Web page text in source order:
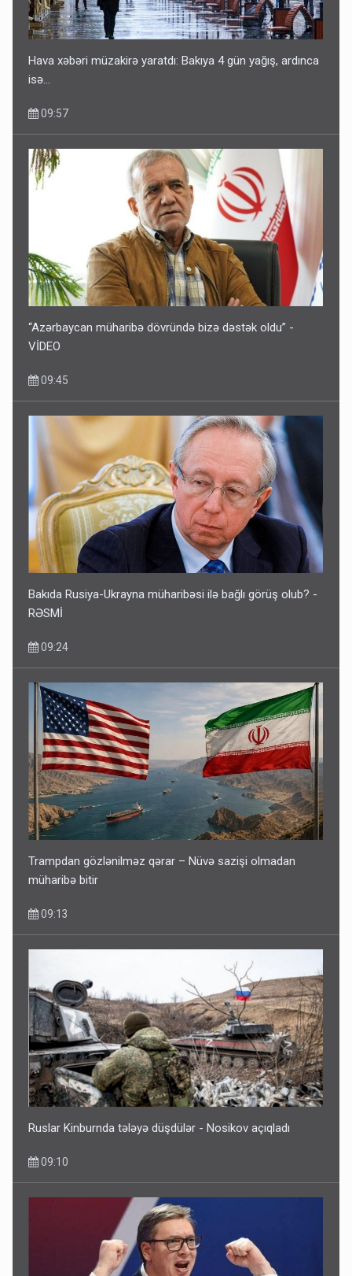
Hava xəbəri müzakirə yaratdı: Bakıya 4 gün yağış, ardınca
isə…
09:57
“Azərbaycan müharibə dövründə bizə dəstək oldu” -
VİDEO
09:45
Bakıda Rusiya-Ukrayna müharibəsi ilə bağlı görüş olub? -
RƏSMİ
09:24
Trampdan gözlənilməz qərar – Nüvə sazişi olmadan
müharibə bitir
09:13
Ruslar Kinburnda tələyə düşdülər - Nosikov açıqladı
09:10